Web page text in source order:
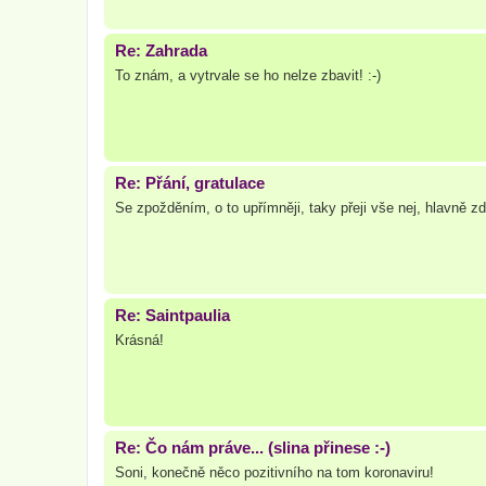
Re: Zahrada
To znám, a vytrvale se ho nelze zbavit! :-)
Re: Přání, gratulace
Se zpožděním, o to upřímněji, taky přeji vše nej, hlavně
Re: Saintpaulia
Krásná!
Re: Čo nám práve... (slina přinese :-)
Soni, konečně něco pozitivního na tom koronaviru!